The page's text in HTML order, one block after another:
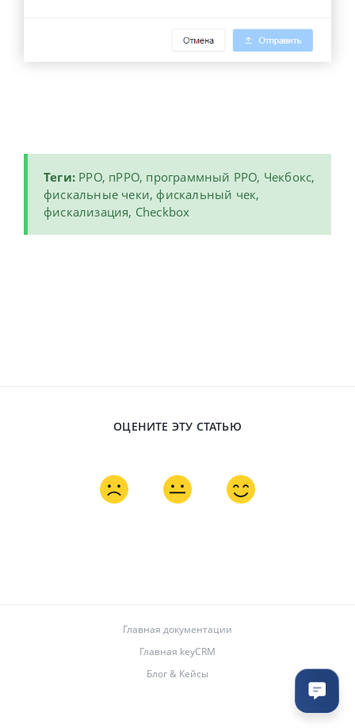
Теги: РРО, пРРО, программный РРО, Чекбокс,
фискальные чеки, фискальный чек,
фискализация, Checkbox
ОЦЕНИТЕ ЭТУ СТАТЬЮ
Главная документации
Главная keyCRM
Блог & Кейсы